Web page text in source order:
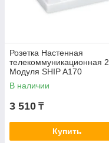
Розетка Настенная
телекоммуникационная 2
Модуля SHIP A170
В наличии
3 510 ₸
Купить